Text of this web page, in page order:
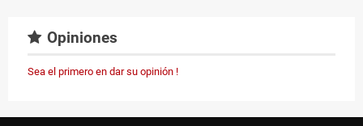
Opiniones
Sea el primero en dar su opinión !